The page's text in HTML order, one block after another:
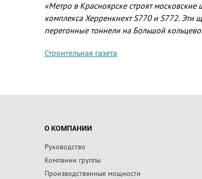
«Метро в Красноярске строят
комплекса Херренкнехт S770 и S772. Эти
перегонные тоннели на Большой
Строительная газета
О КОМПАНИИ
Руководство
Компании группы
Производственные мощности